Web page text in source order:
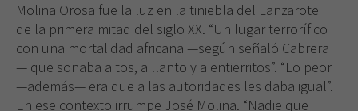
Molina Orosa fue la luz en la tiniebla del Lanzarote
de la primera mitad del siglo XX. “Un lugar terrorífico
con una mortalidad africana —según señaló Cabrera
— que sonaba a tos, a llanto y a entierritos”. “Lo peor
—además— era que a las autoridades les daba igual”.
En ese contexto irrumpe José Molina. “Nadie que